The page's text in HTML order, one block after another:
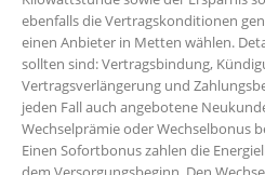
ebenfalls die Vertragskonditionen
einen Anbieter in Metten wählen.
sollten sind: Vertragsbindung,
Vertragsverlängerung und
jeden Fall auch angebotene
Wechselprämie oder Wechselbonus
Einen Sofortbonus zahlen die